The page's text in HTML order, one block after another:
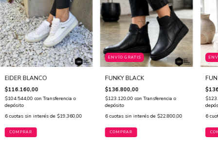
EIDER BLANCO
$116.160,00
$104.544,00con Transferencia o
depósito
6 cuotas sin interés de $19.360,00
COMPRAR
ENVÍO GRATIS
FUNKY BLACK
$136.800,00
$123.120,00con Transferencia o
depósito
6 cuotas sin interés de $22.800,00
COMPRAR
6